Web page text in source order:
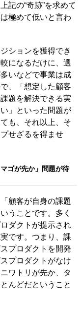
記の“奇跡”を求めて
極めて低いと言わ
ションを獲得でき
になるだけに、選
いなどで事業は成
、「想定した顧客
題を解決できる実
」といった問題が
も、それ以上、そ
せざるを得ませ
ゴが先か」問題が待
顧客が自身の課題
うことです。多く
ダクトが提示され
です。つまり、課
プロダクトを開発
プロダクトがなけ
ワトリが先か、タ
んどだということ